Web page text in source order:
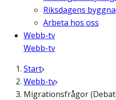
Riksdagens
Arbeta hos oss
Webb-tv
Webb-tv
Start
Webb-tv
Migrationsfrågor